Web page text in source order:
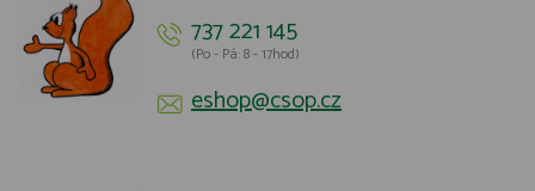
737 221 145
(Po - Pá: 8 - 17hod)
eshop@csop.cz